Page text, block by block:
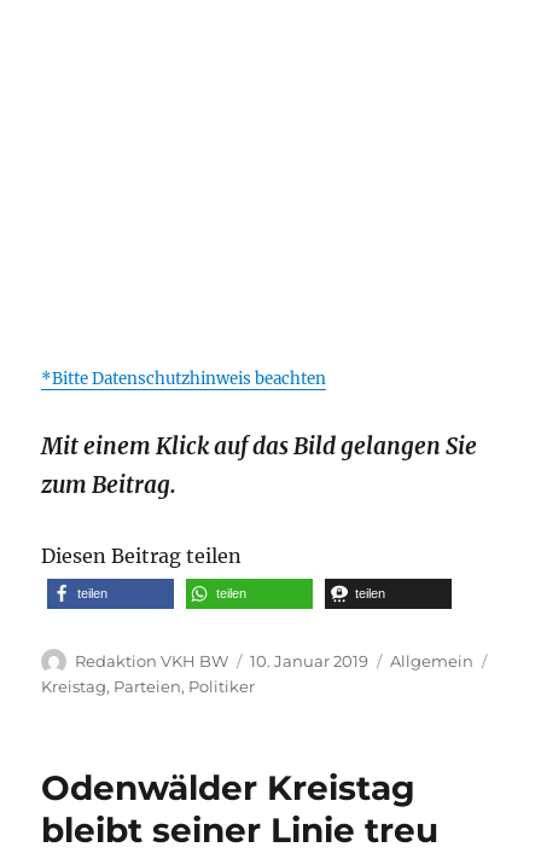
*Bitte Datenschutzhinweis beachten
Mit einem Klick auf das Bild gelangen Sie
zum Beitrag.
Diesen Beitrag teilen
teilen teilen teilen
Autor
Redaktion VKH BW
Veröffentlicht
am
10. Januar 2019 Kategorien
Allgemein
Kreistag, Parteien, Politiker
Odenwälder Kreistag
bleibt seiner Linie treu